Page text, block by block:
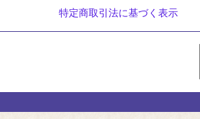
特定商取引法に基づく表示